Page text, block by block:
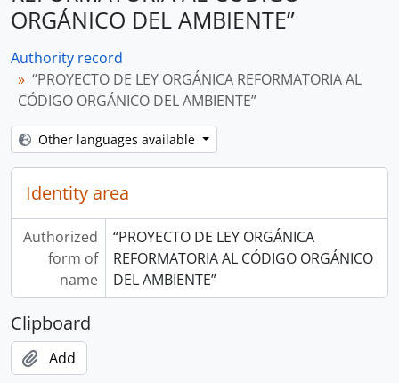
ORGÁNICO DEL AMBIENTE”
Authority record
“PROYECTO DE LEY ORGÁNICA REFORMATORIA AL
CÓDIGO ORGÁNICO DEL AMBIENTE”
Other languages available
Identity area
Authorized
form of
name
“PROYECTO DE LEY ORGÁNICA
REFORMATORIA AL CÓDIGO ORGÁNICO
DEL AMBIENTE”
Clipboard
Add